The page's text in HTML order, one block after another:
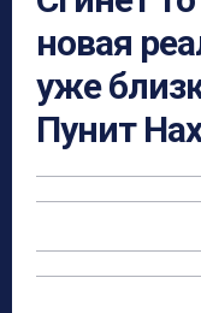
новая
уже
Пунит